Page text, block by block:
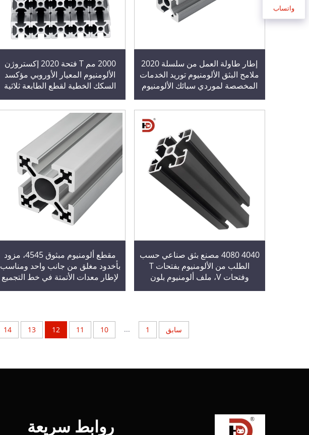
إطار طاولة العمل من سلسلة 2020
ملامح البثق الألومنيوم توريد الخدمات
المخصصة لموردي سبائك الألومنيوم
2000 مم T فتحة 2020 إكستروژن
الألومنيوم المعيار الأوروبي مؤكسد
السكك الخطية لقطع الطابعة ثلاثية
4040 4080 مصنع بثق صناعي حسب
الطلب من الألومنيوم بفتحات T
وفتحات V، ملف ألومنيوم بلون
مقطع ألومنيوم مبثوق 4545، مزود
بأخدود مغلق من جانب واحد ومناسب
لإطار معدات الأتمتة في خط التجميع
سابق 1
...
10
11
12
13
14
واتساب
روابط سريعة